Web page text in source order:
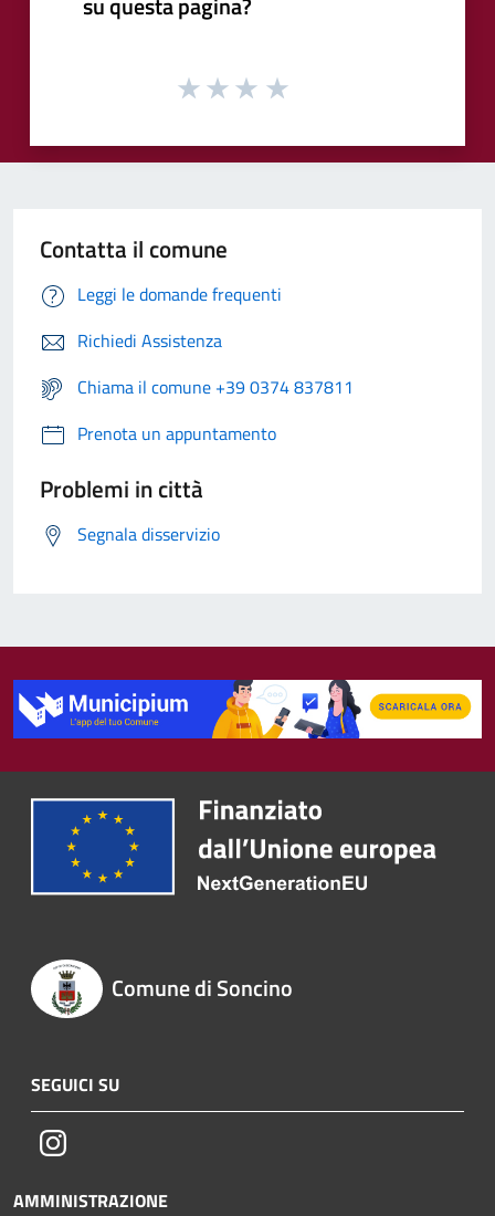
Contatta il comune
Leggi le domande frequenti
Richiedi Assistenza
Chiama il comune +39 0374 837811
Prenota un appuntamento
Problemi in città
Segnala disservizio
Comune di Soncino
SEGUICI SU
Instagram
AMMINISTRAZIONE